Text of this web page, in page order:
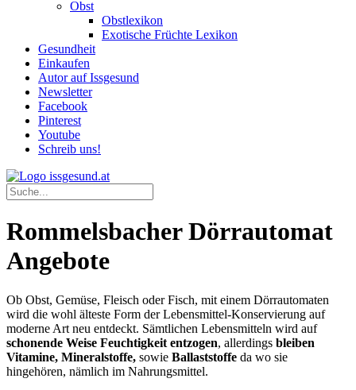
Obst
Obstlexikon
Exotische Früchte Lexikon
Gesundheit
Einkaufen
Autor auf Issgesund
Newsletter
Facebook
Pinterest
Youtube
Schreib uns!
Rommelsbacher Dörrautomat
Angebote
Ob Obst, Gemüse, Fleisch oder Fisch, mit einem Dörrautomaten
wird die wohl älteste Form der Lebensmittel-Konservierung auf
moderne Art neu entdeckt. Sämtlichen Lebensmitteln wird auf
schonende Weise Feuchtigkeit entzogen, allerdings bleiben
Vitamine, Mineralstoffe, sowie Ballaststoffe da wo sie
hingehören, nämlich im Nahrungsmittel.